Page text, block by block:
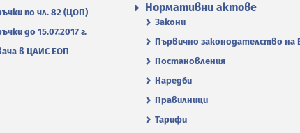
по чл. 82 (ЦОП)
до 15.07.2017 г.
в ЦАИС ЕОП
Нормативни актове
Закони
Първично законодателство на
Постановления
Наредби
Правилници
Тарифи